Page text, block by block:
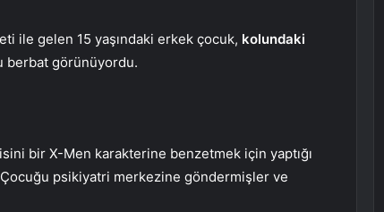
ile gelen 15 yaşındaki erkek çocuk, kolundaki
berbat görünüyordu.
bir X-Men karakterine benzetmek için yaptığı
Çocuğu psikiyatri merkezine göndermişler ve